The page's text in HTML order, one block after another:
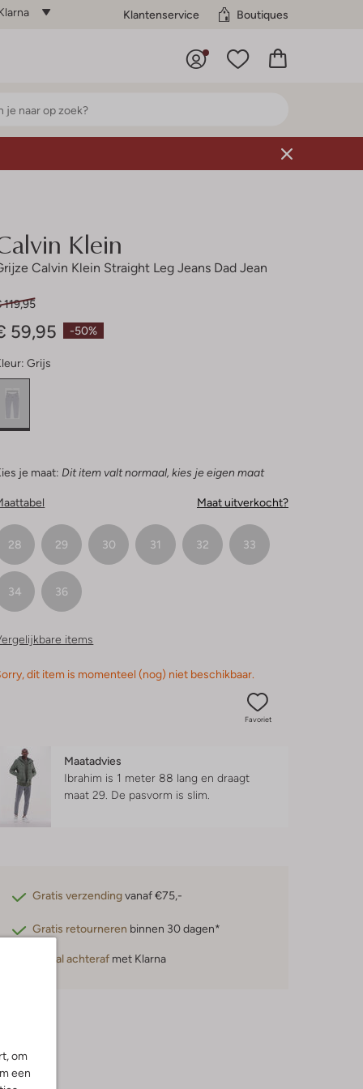
Klantenservice Boutiques
om
een
Klein
Calvin Klein Straight Leg Jeans Dad Jean
-50%
119,95
59,95
Grijs
je maat: Dit item valt normaal, kies je eigen maat
Maat uitverkocht?
28 29 30 31 32 33
34 36
items
dit item is momenteel (nog) niet beschikbaar.
Favoriet
Maatadvies
Ibrahim is 1 meter 88 lang en draagt
maat 29. De pasvorm is slim
Gratis verzendingvanaf €75,-
Gratis retourneren binnen 30 dagen*
Betaal achteraf met Klarna